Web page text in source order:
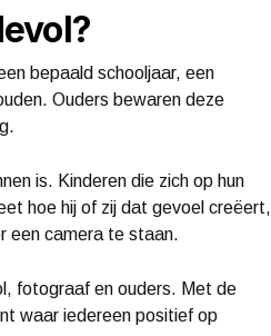
bepaald schooljaar, een
Ouders bewaren deze
is. Kinderen die zich op hun
hoe hij of zij dat gevoel creëert,
een camera te staan.
fotograaf en ouders. Met de
waar iedereen positief op